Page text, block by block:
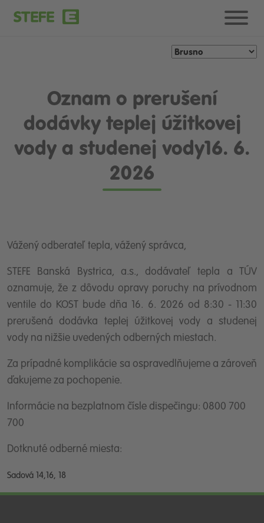
Oznam o prerušení
dodávky teplej úžitkovej
vody a studenej vody16. 6.
2026
Vážený odberateľ tepla, vážený správca,
STEFE Banská Bystrica, a.s., dodávateľ tepla a TÚV
oznamuje, že z dôvodu opravy poruchy na prívodnom
ventile do KOST bude dňa 16. 6. 2026 od 8:30 - 11:30
prerušená dodávka teplej úžitkovej vody a studenej
vody na nižšie uvedených odberných miestach.
Za prípadné komplikácie sa ospravedlňujeme a zároveň
ďakujeme za pochopenie.
Informácie na bezplatnom čísle dispečingu: 0800 700
700
Dotknuté odberné miesta:
Sadová 14,16, 18